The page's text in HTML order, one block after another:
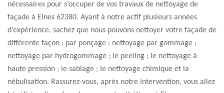
nécessaires pour s’occuper de vos travaux de nettoyage de
façade à Elnes 62380. Ayant à notre actif plusieurs années
d’expérience, sachez que nous pouvons nettoyer votre façade de
différente façon : par ponçage ; nettoyage par gommage ;
nettoyage par hydrogommage ; le peeling ; le nettoyage à
haute pression ; le sablage ; le nettoyage chimique et la
nébulisation. Rassurez-vous, après notre intervention, vous allez